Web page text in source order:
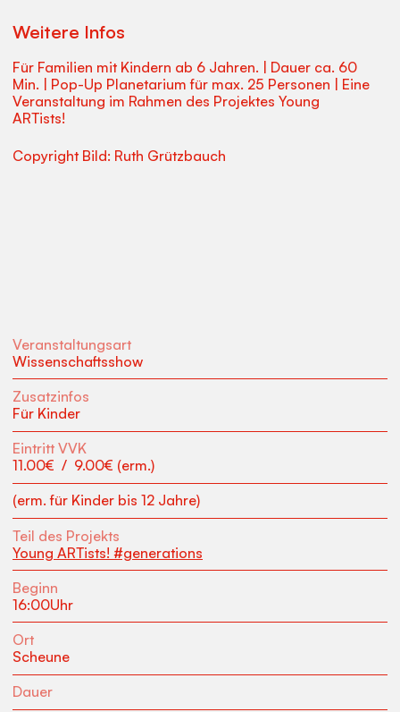
Weitere Infos
Für Familien mit Kindern ab 6 Jahren. | Dauer ca. 60
Min. | Pop-Up Planetarium für max. 25 Personen | Eine
Veranstaltung im Rahmen des Projektes Young
ARTists!
Copyright Bild: Ruth Grützbauch
Veranstaltungsart
Wissen­schafts­show
Zusatzinfos
Für Kinder
Eintritt VVK
11.00€ / 9.00€ (erm.)
(erm. für Kinder bis 12 Jahre)
Teil des Projekts
Young ARTists! #generations
Beginn
16:00Uhr
Ort
Scheune
Dauer